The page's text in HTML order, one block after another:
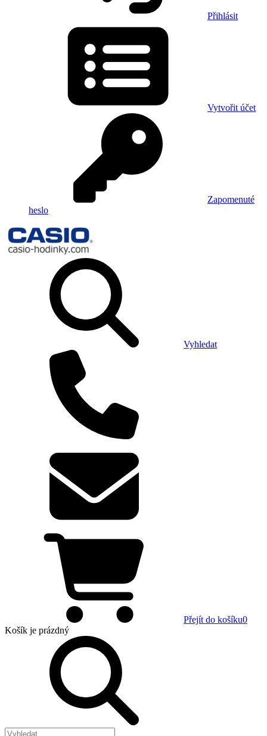
Přihlásit
Vytvořit účet
Zapomenuté
heslo
Vyhledat
Přejít do košíku0
Košík je prázdný